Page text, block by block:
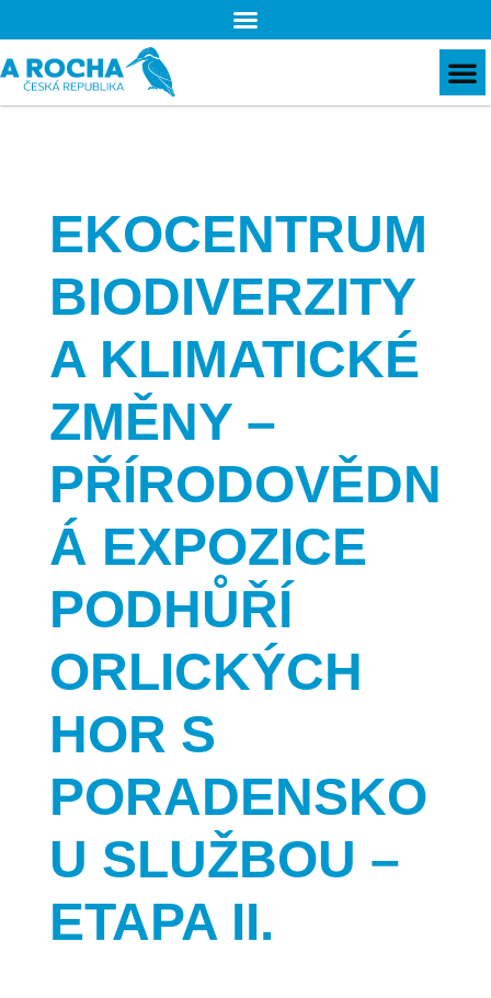
EKOCENTRUM
BIODIVERZITY
A KLIMATICKÉ
ZMĚNY –
PŘÍRODOVĚDN
Á EXPOZICE
PODHŮŘÍ
ORLICKÝCH
HOR S
PORADENSKO
U SLUŽBOU –
ETAPA II.